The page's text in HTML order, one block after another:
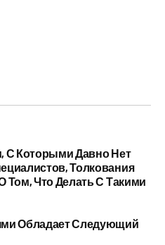
С Которыми Давно Нет
Толкования
Что Делать С Такими
Обладает Следующий